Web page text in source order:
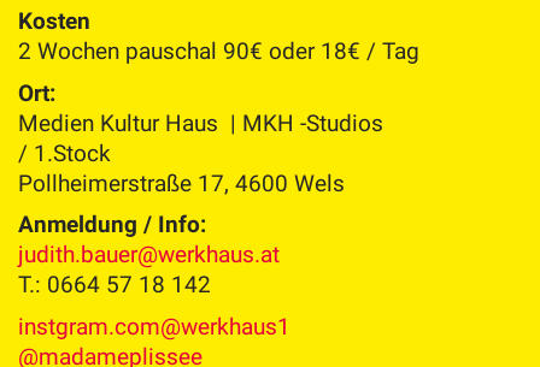
Kosten
2 Wochen pauschal 90€ oder 18€ / Tag
Ort:
Medien Kultur Haus | MKH -Studios
/ 1.Stock
Pollheimerstraße 17, 4600 Wels
Anmeldung / Info:
judith.bauer@werkhaus.at
T.: 0664 57 18 142
instgram.com@werkhaus1
@madameplissee